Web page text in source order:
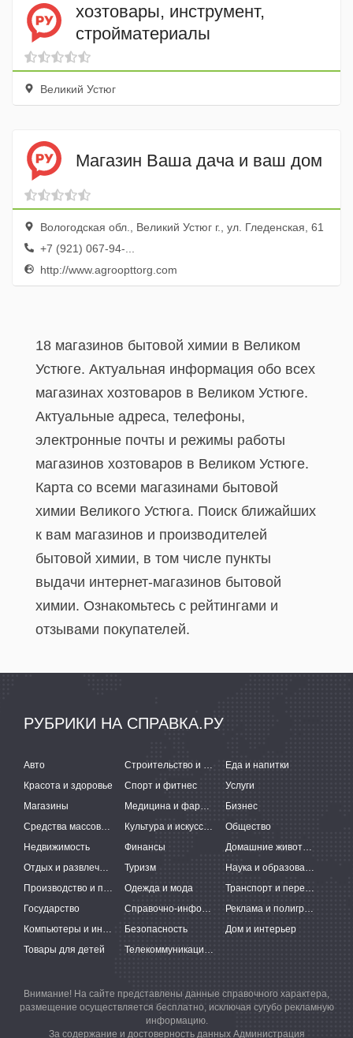
хозтовары, инструмент,
стройматериалы
Великий Устюг
Магазин Ваша дача и ваш дом
Вологодская обл., Великий Устюг г., ул. Гледенская, 61
+7 (921) 067-94-...
http://www.agroopttorg.com
18 магазинов бытовой химии в Великом
Устюге. Актуальная информация обо всех
магазинах хозтоваров в Великом Устюге.
Актуальные адреса, телефоны,
электронные почты и режимы работы
магазинов хозтоваров в Великом Устюге.
Карта со всеми магазинами бытовой
химии Великого Устюга. Поиск ближайших
к вам магазинов и производителей
бытовой химии, в том числе пункты
выдачи интернет-магазинов бытовой
химии. Ознакомьтесь с рейтингами и
отзывами покупателей.
РУБРИКИ НА СПРАВКА.РУ
Авто Строительство и ремонт
Еда и напитки
Красота и здоровье
Спорт и фитнес
Услуги
Магазины
Медицина и фармацевтика
Бизнес
Средства массовой информации
Культура и искусство
Общество
Недвижимость
Финансы
Домашние животные
Отдых и развлечения
Туризм
Наука и образование
Производство и поставки
Одежда и мода
Транспорт и перевозки
Государство
Справочно-информационные системы
Реклама и полиграфия
Компьютеры и интернет
Безопасность
Дом и интерьер
Товары для детей
Телекоммуникации и связь
Внимание! На сайте представлены данные справочного характера,
размещение осуществляется бесплатно, исключая сугубо рекламную
информацию.
За содержание и достоверность данных Администрация